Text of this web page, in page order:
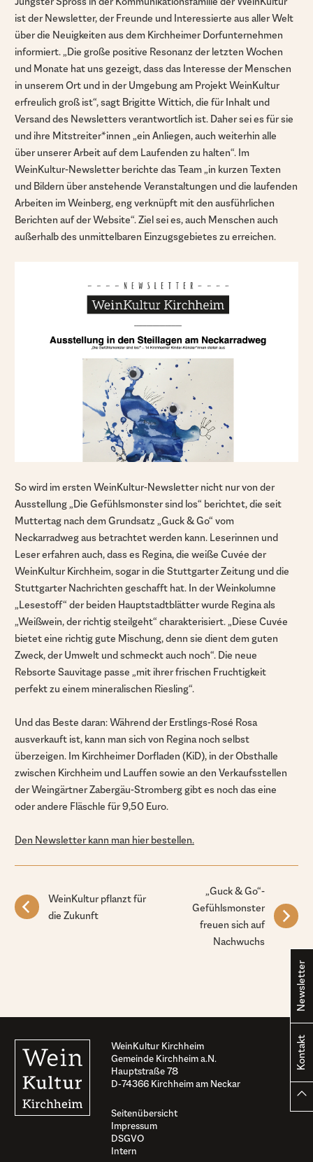
ist der Newsletter, der Freunde und Interessierte aus aller Welt
über die Neuigkeiten aus dem Kirchheimer Dorfunternehmen
informiert. „Die große positive Resonanz der letzten Wochen
und Monate hat uns gezeigt, dass das Interesse der Menschen
in unserem Ort und in der Umgebung am Projekt WeinKultur
erfreulich groß ist“, sagt Brigitte Wittich, die für Inhalt und
Versand des Newsletters verantwortlich ist. Daher sei es für sie
und ihre Mitstreiter*innen „ein Anliegen, auch weiterhin alle
über unserer Arbeit auf dem Laufenden zu halten“. Im
WeinKultur-Newsletter berichte das Team „in kurzen Texten
und Bildern über anstehende Veranstaltungen und die laufenden
Arbeiten im Weinberg, eng verknüpft mit den ausführlichen
Berichten auf der Website“. Ziel sei es, auch Menschen auch
außerhalb des unmittelbaren Einzugsgebietes zu erreichen.
So wird im ersten WeinKultur-Newsletter nicht nur von der
Ausstellung „Die Gefühlsmonster sind los“ berichtet, die seit
Muttertag nach dem Grundsatz „Guck & Go“ vom
Neckarradweg aus betrachtet werden kann. Leserinnen und
Leser erfahren auch, dass es Regina, die weiße Cuvée der
WeinKultur Kirchheim, sogar in die Stuttgarter Zeitung und die
Stuttgarter Nachrichten geschafft hat. In der Weinkolumne
„Lesestoff“ der beiden Hauptstadtblätter wurde Regina als
„Weißwein, der richtig steilgeht“ charakterisiert. „Diese Cuvée
bietet eine richtig gute Mischung, denn sie dient dem guten
Zweck, der Umwelt und schmeckt auch noch“. Die neue
Rebsorte Sauvitage passe „mit ihrer frischen Fruchtigkeit
perfekt zu einem mineralischen Riesling“.
Und das Beste daran: Während der Erstlings-Rosé Rosa
ausverkauft ist, kann man sich von Regina noch selbst
überzeigen. Im Kirchheimer Dorfladen (KiD), in der Obsthalle
zwischen Kirchheim und Lauffen sowie an den Verkaufsstellen
der Weingärtner Zabergäu-Stromberg gibt es noch das eine
oder andere Fläschle für 9,50 Euro.
Den Newsletter kann man hier bestellen.
WeinKultur pflanzt für
die Zukunft
„Guck & Go“-
Gefühlsmonster
freuen sich auf
Nachwuchs
WeinKultur Kirchheim
Gemeinde Kirchheim a.N.
Hauptstraße 78
D-74366 Kirchheim am Neckar
Seitenübersicht
Impressum
DSGVO
Intern
Newsletter
Kontakt